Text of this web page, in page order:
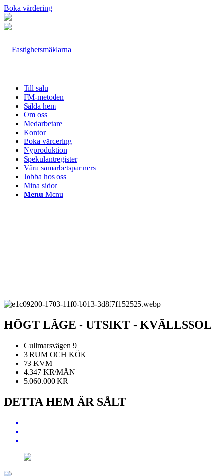
Boka värdering
Till salu
FM-metoden
Sålda hem
Om oss
Medarbetare
Kontor
Boka värdering
Nyproduktion
Spekulantregister
Våra samarbetspartners
Jobba hos oss
Mina sidor
Menu Menu
HÖGT LÄGE - UTSIKT - KVÄLLSSOL
Gullmarsvägen 9
3 RUM OCH KÖK
73 KVM
4.347 KR/MÅN
5.060.000 KR
DETTA HEM ÄR SÅLT